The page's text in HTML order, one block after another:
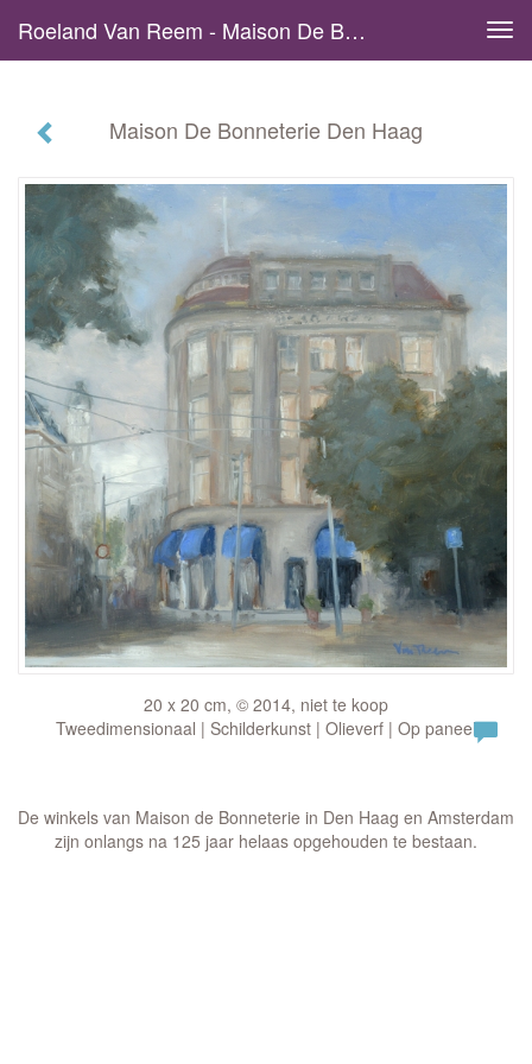
Roeland Van Reem - Maison De Bonneterie Den Haag
Maison De Bonneterie Den Haag
20 x 20 cm, © 2014, niet te koop
Tweedimensionaal | Schilderkunst | Olieverf | Op paneel
De winkels van Maison de Bonneterie in Den Haag en Amsterdam
zijn onlangs na 125 jaar helaas opgehouden te bestaan.